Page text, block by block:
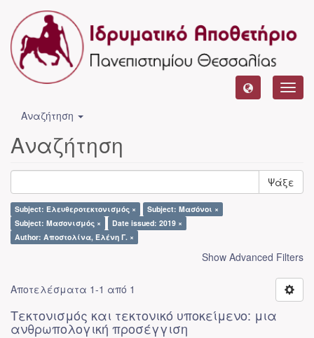
Αναζήτηση
Αναζήτηση
Ψάξε
Subject: Ελευθεροτεκτονισμός ×
Subject: Μασόνοι ×
Subject: Μασονισμός ×
Date issued: 2019 ×
Author: Αποστολίνα, Ελένη Γ. ×
Show Advanced Filters
Αποτελέσματα 1-1 από 1
Τεκτονισμός και τεκτονικό υποκείμενο: μια
ανθρωπολογική προσέγγιση